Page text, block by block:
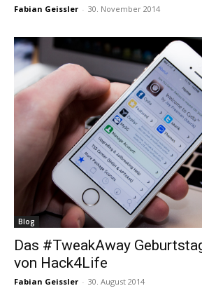
Fabian Geissler - 30. November 2014
Blog
Das #TweakAway
von Hack4Life
Fabian Geissler - 30. August 2014